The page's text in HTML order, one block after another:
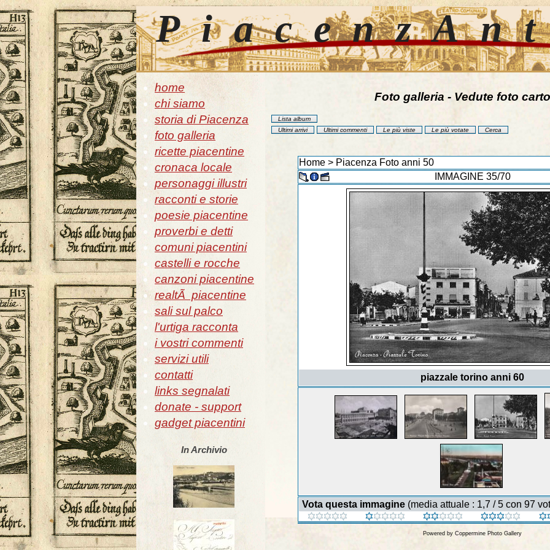
home
chi siamo
storia di Piacenza
foto galleria
ricette piacentine
cronaca locale
personaggi illustri
racconti e storie
poesie piacentine
proverbi e detti
comuni piacentini
castelli e rocche
canzoni piacentine
realtÃ piacentine
sali sul palco
l'urtiga racconta
i vostri commenti
servizi utili
contatti
links segnalati
donate - support
gadget piacentini
In Archivio
Foto galleria - Vedute foto
Lista album
Ultimi arrivi
Ultimi commenti Le più viste Le più votate Cerca
Home > Piacenza Foto anni 50
IMMAGINE 35/70
piazzale torino anni 60
Vota questa immagine (media attuale : 1,7 / 5 con 97
Powered by Coppermine Photo Gallery